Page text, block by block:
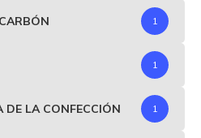
1
1
LA CONFECCIÓN 1